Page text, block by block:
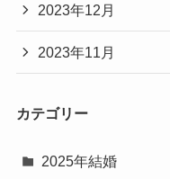
2023年12月
2023年11月
カテゴリー
2025年結婚